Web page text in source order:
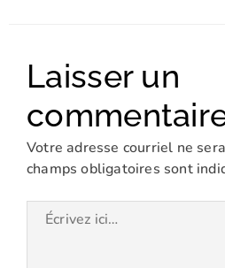
Laisser un
Votre adresse courriel ne
champs obligatoires sont
Écrivez